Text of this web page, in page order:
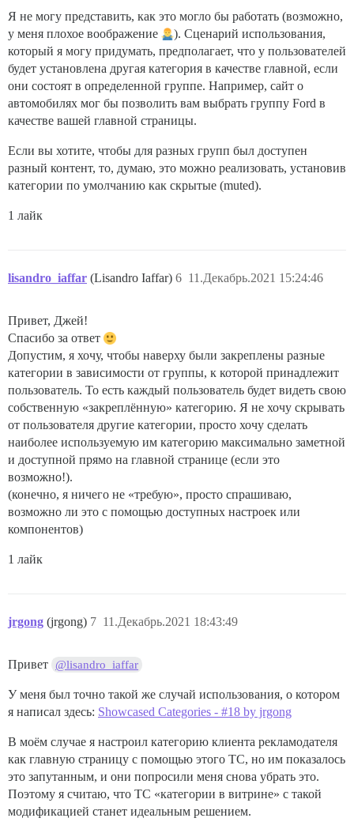
Я не могу представить, как это могло бы работать (возможно,
у меня плохое воображение
). Сценарий использования,
который я могу придумать, предполагает, что у пользователей
будет установлена другая категория в качестве главной, если
они состоят в определенной группе. Например, сайт о
автомобилях мог бы позволить вам выбрать группу Ford в
качестве вашей главной страницы.
Если вы хотите, чтобы для разных групп был доступен
разный контент, то, думаю, это можно реализовать, установив
категории по умолчанию как скрытые (muted).
1 лайк
lisandro_iaffar (Lisandro Iaffar) 11.Декабрь.2021 15:24:46
6
Привет, Джей!
Спасибо за ответ
Допустим, я хочу, чтобы наверху были закреплены разные
категории в зависимости от группы, к которой принадлежит
пользователь. То есть каждый пользователь будет видеть свою
собственную «закреплённую» категорию. Я не хочу скрывать
от пользователя другие категории, просто хочу сделать
наиболее используемую им категорию максимально заметной
и доступной прямо на главной странице (если это
возможно!).
(конечно, я ничего не «требую», просто спрашиваю,
возможно ли это с помощью доступных настроек или
компонентов)
1 лайк
jrgong (jrgong) 11.Декабрь.2021 18:43:49
7
Привет @lisandro_iaffar
У меня был точно такой же случай использования, о котором
я написал здесь: Showcased Categories - #18 by jrgong
В моём случае я настроил категорию клиента рекламодателя
как главную страницу с помощью этого TC, но им показалось
это запутанным, и они попросили меня снова убрать это.
Поэтому я считаю, что TC «категории в витрине» с такой
модификацией станет идеальным решением.